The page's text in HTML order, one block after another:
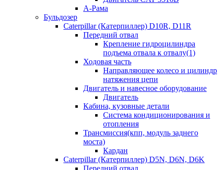
А-Рама
Бульдозер
Caterpillar (Катерпиллер) D10R, D11R
Передний отвал
Крепление гидроцилиндра
подъема отвала к отвалу(1)
Ходовая часть
Направляющее колесо и цилиндр
натяжения цепи
Двигатель и навесное оборудование
Двигатель
Кабина, кузовные детали
Система кондиционирования и
отопления
Трансмиссия(кпп, модуль заднего
моста)
Кардан
Caterpillar (Катерпиллер) D5N, D6N, D6K
Передний отвал